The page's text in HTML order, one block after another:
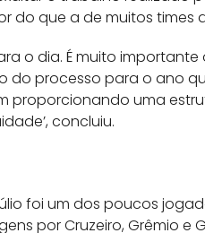
do que a de muitos times
o dia. É muito
do processo para o ano
proporcionando uma
concluiu.
foi um dos poucos
por Cruzeiro, Grêmio